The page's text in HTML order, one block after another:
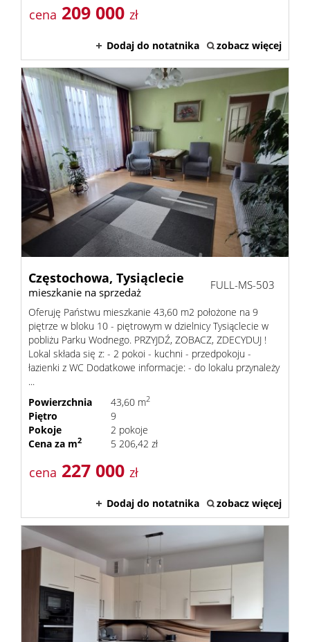
cena 209 000 zł
Dodaj do notatnika zobacz więcej
Częstochowa, Tysiąclecie
mieszkanie na sprzedaż
FULL-MS-503
Oferuję Państwu mieszkanie 43,60 m2 położone na 9
piętrze w bloku 10 - piętrowym w dzielnicy Tysiąclecie w
pobliżu Parku Wodnego. PRZYJDŹ, ZOBACZ, ZDECYDUJ !
Lokal składa się z: - 2 pokoi - kuchni - przedpokoju -
łazienki z WC Dodatkowe informacje: - do lokalu przynależy
...
Powierzchnia
43,60 m2
Piętro
9
Pokoje
2 pokoje
Cena za m2 5 206,42 zł
cena 227 000 zł
Dodaj do notatnika zobacz więcej